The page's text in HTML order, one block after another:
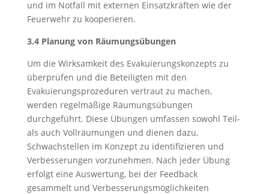
und im Notfall mit externen Einsatzkräften wie der
Feuerwehr zu kooperieren.
3.4 Planung von Räumungsübungen
Um die Wirksamkeit des Evakuierungskonzepts zu
überprüfen und die Beteiligten mit den
Evakuierungsprozeduren vertraut zu machen,
werden regelmäßige Räumungsübungen
durchgeführt. Diese Übungen umfassen sowohl Teil-
als auch Vollräumungen und dienen dazu,
Schwachstellen im Konzept zu identifizieren und
Verbesserungen vorzunehmen. Nach jeder Übung
erfolgt eine Auswertung, bei der Feedback
gesammelt und Verbesserungsmöglichkeiten